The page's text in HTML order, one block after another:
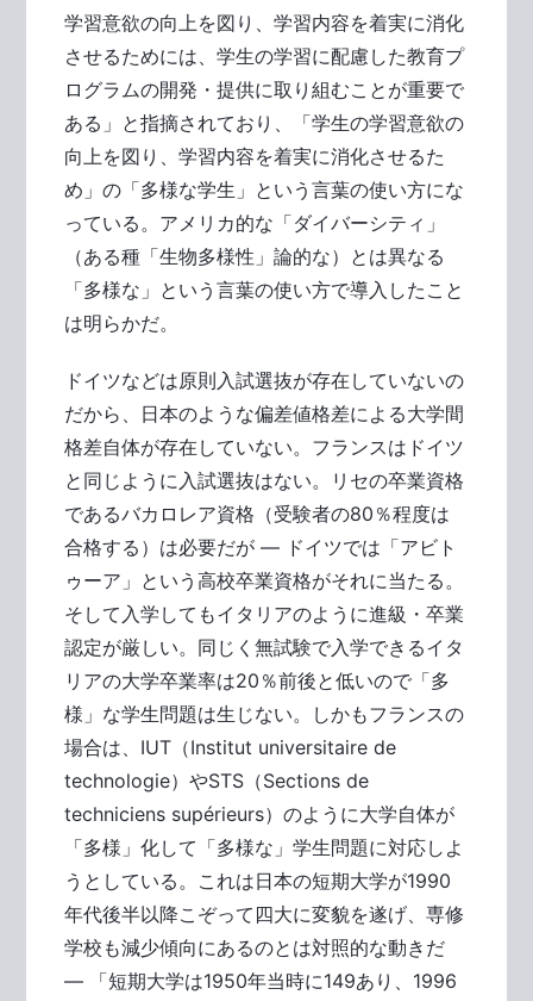
学習意欲の向上を図り、学習内容を着実に消化
させるためには、学生の学習に配慮した教育プ
ログラムの開発・提供に取り組むことが重要で
ある」と指摘されており、「学生の学習意欲の
向上を図り、学習内容を着実に消化させるた
め」の「多様な学生」という言葉の使い方にな
っている。アメリカ的な「ダイバーシティ」
（ある種「生物多様性」論的な）とは異なる
「多様な」という言葉の使い方で導入したこと
は明らかだ。
ドイツなどは原則入試選抜が存在していないの
だから、日本のような偏差値格差による大学間
格差自体が存在していない。フランスはドイツ
と同じように入試選抜はない。リセの卒業資格
であるバカロレア資格（受験者の80％程度は
合格する）は必要だが ― ドイツでは「アビト
ゥーア」という高校卒業資格がそれに当たる。
そして入学してもイタリアのように進級・卒業
認定が厳しい。同じく無試験で入学できるイタ
リアの大学卒業率は20％前後と低いので「多
様」な学生問題は生じない。しかもフランスの
場合は、IUT（Institut universitaire de
technologie）やSTS（Sections de
techniciens supérieurs）のように大学自体が
「多様」化して「多様な」学生問題に対応しよ
うとしている。これは日本の短期大学が1990
年代後半以降こぞって四大に変貌を遂げ、専修
学校も減少傾向にあるのとは対照的な動きだ
― 「短期大学は1950年当時に149あり、1996